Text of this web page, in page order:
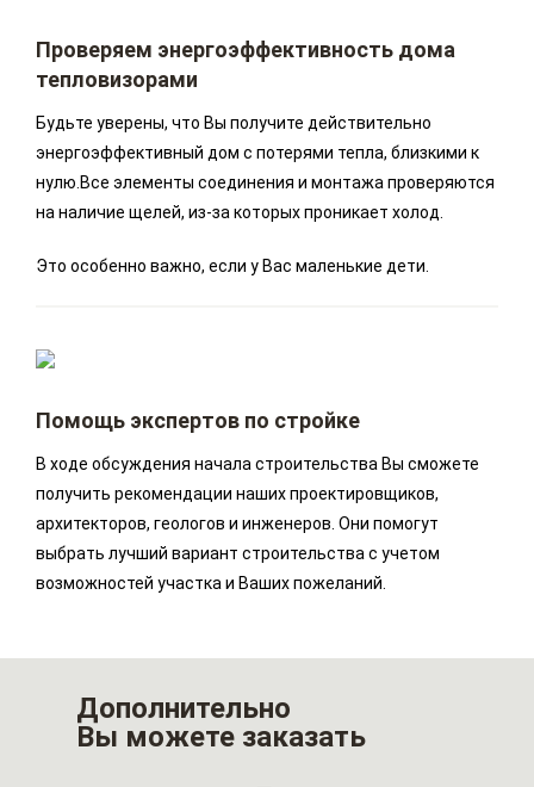
Проверяем энергоэффективность дома
тепловизорами
Будьте уверены, что Вы получите действительно
энергоэффективный дом с потерями тепла, близкими к
нулю.Все элементы соединения и монтажа проверяются
на наличие щелей, из-за которых проникает холод.
Это особенно важно, если у Вас маленькие дети.
Помощь экспертов по стройке
В ходе обсуждения начала строительства Вы сможете
получить рекомендации наших проектировщиков,
архитекторов, геологов и инженеров. Они помогут
выбрать лучший вариант строительства с учетом
возможностей участка и Ваших пожеланий.
Дополнительно
Вы можете заказать